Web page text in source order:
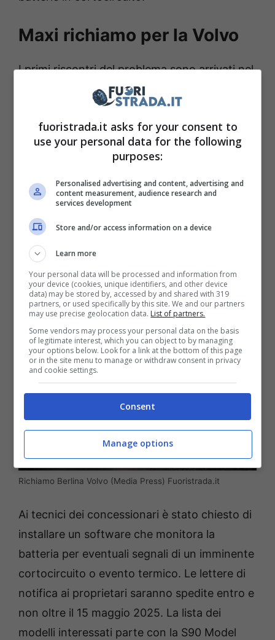
Maxi richiamo per la Volvo
I primi riscontri del problema sono arrivati nel
febbraio 2024 dopo la prima segnalazione
che indicava un problema termico durante
una sosta. Volvo ha dichiarato che i veicoli
interessati erano dotati di celle, prodotte dal
3 giugno 2019 al 30 novembre 2021. Le celle
realizzate, infatti, dopo il 30 novembre 2021
non sono interessate dalla deviazione del
processo. I moduli sostitutivi saranno
montati, gratuitamente, per i clienti
interessati.
considerato già il disservizio ricevuto.
Richiamo Berlina Volvo (Media Press) Fuoristrada.it
Ai tecnici dei concessionari è stato chiesto di
installare un software che monitora la
batteria per eventuali segnali di un imminente
cortocircuito o evento termico. Le lettere di
notifica ai proprietari saranno spedite entro e
non oltre il 15 maggio 2025. La lista dei
modelli interessati parte con la S90 Model
fuoristrada.it asks for your consent to
use your personal data for the following
purposes:
Personalised advertising and content, advertising and
content measurement, audience research and
services development
Store and/or access information on a device
Learn more
Your personal data will be processed and information from
your device (cookies, unique identifiers, and other device
data) may be stored by, accessed by and shared with 319
partners, or used specifically by this site. We and our partners
may use precise geolocation data. List of partners.
Some vendors may process your personal data on the basis
of legitimate interest, which you can object to by managing
your options below. Look for a link at the bottom of this page
or in the site menu to manage or withdraw consent in privacy
and cookie settings.
Consent
Manage options